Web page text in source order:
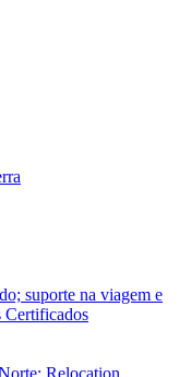
suporte na viagem e
Certificados
Relocation